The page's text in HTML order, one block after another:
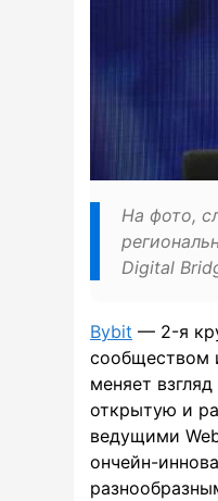
На фото,
Digital
Bybit — 2-я
сообществом
меняет
открытую и
ведущими
ончейн-